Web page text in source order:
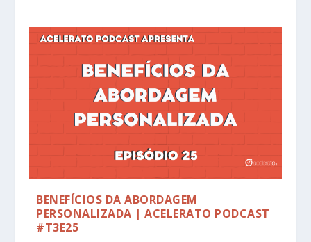
BENEFÍCIOS DA ABORDAGEM
PERSONALIZADA | ACELERATO PODCAST
#T3E25